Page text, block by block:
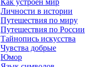
Как устроен мир
Личности в истории
Путешествия по миру
Путешествия по России
Тайнопись искусства
Чувства добрые
Юмор